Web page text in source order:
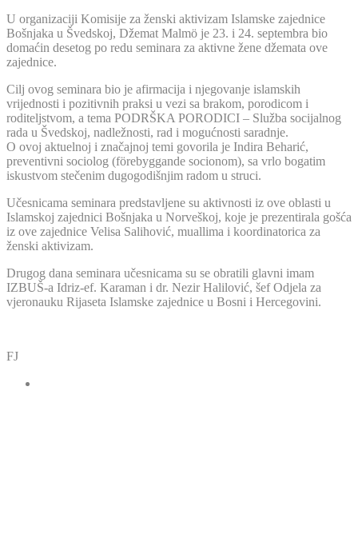
U organizaciji Komisije za ženski aktivizam Islamske zajednice
Bošnjaka u Švedskoj, Džemat Malmö je 23. i 24. septembra bio
domaćin desetog po redu seminara za aktivne žene džemata ove
zajednice.
Cilj ovog seminara bio je afirmacija i njegovanje islamskih
vrijednosti i pozitivnih praksi u vezi sa brakom, porodicom i
roditeljstvom, a tema PODRŠKA PORODICI – Služba socijalnog
rada u Švedskoj, nadležnosti, rad i mogućnosti saradnje.
O ovoj aktuelnoj i značajnoj temi govorila je Indira Beharić,
preventivni sociolog (förebyggande socionom), sa vrlo bogatim
iskustvom stečenim dugogodišnjim radom u struci.
Učesnicama seminara predstavljene su aktivnosti iz ove oblasti u
Islamskoj zajednici Bošnjaka u Norveškoj, koje je prezentirala gošća
iz ove zajednice Velisa Salihović, muallima i koordinatorica za
ženski aktivizam.
Drugog dana seminara učesnicama su se obratili glavni imam
IZBUŠ-a Idriz-ef. Karaman i dr. Nezir Halilović, šef Odjela za
vjeronauku Rijaseta Islamske zajednice u Bosni i Hercegovini.
FJ